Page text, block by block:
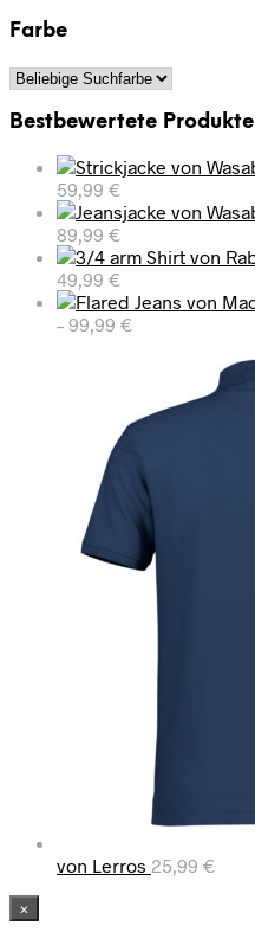
Farbe
Bestbewertete Produkte
59,99 €
89,99 €
49,99 €
– 99,99 €
von Lerros 25,99 €
×